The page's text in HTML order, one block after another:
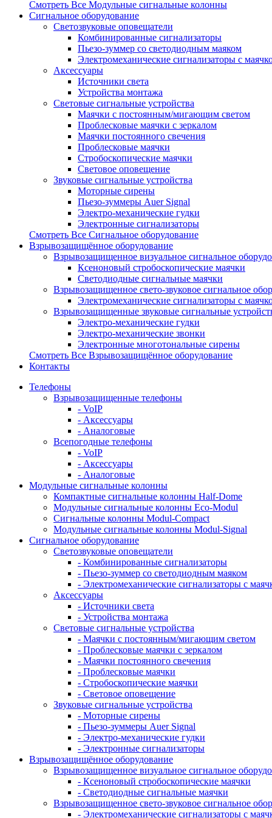
Смотреть Все Модульные сигнальные колонны
Сигнальное оборудование
Светозвуковые оповещатели
Комбинированные сигнализаторы
Пьезо-зуммер со светодиодным маяком
Электромеханические сигнализаторы с
Аксессуары
Источники света
Устройства монтажа
Световые сигнальные устройства
Маячки с постоянным/мигающим светом
Проблесковые маячки с зеркалом
Маячки постоянного свечения
Проблесковые маячки
Стробоскопические маячки
Световое оповещение
Звуковые сигнальные устройства
Моторные сирены
Пьезо-зуммеры Auer Signal
Электро-механические гудки
Электронные сигнализаторы
Смотреть Все Сигнальное оборудование
Взрывозащищённое оборудование
Взрывозащищенное визуальное сигнальное
Ксеноновый стробоскопические маячки
Светодиодные сигнальные маячки
Взрывозащищенное свето-звуковое сигнальное
Электромеханические сигнализаторы с
Взрывозащищенные звуковые сигнальные
Электро-механические гудки
Электро-механические звонки
Электронные многотональные сирены
Смотреть Все Взрывозащищённое оборудование
Контакты
Телефоны
Взрывозащищенные телефоны
- VoIP
- Аксессуары
- Аналоговые
Всепогодные телефоны
- VoIP
- Аксессуары
- Аналоговые
Модульные сигнальные колонны
Компактные сигнальные колонны Half-Dome
Модульные сигнальные колонны Eco-Modul
Сигнальные колонны Modul-Compact
Модульные сигнальные колонны Modul-Signal
Сигнальное оборудование
Светозвуковые оповещатели
- Комбинированные сигнализаторы
- Пьезо-зуммер со светодиодным маяком
- Электромеханические сигнализаторы с
Аксессуары
- Источники света
- Устройства монтажа
Световые сигнальные устройства
- Маячки с постоянным/мигающим светом
- Проблесковые маячки с зеркалом
- Маячки постоянного свечения
- Проблесковые маячки
- Стробоскопические маячки
- Световое оповещение
Звуковые сигнальные устройства
- Моторные сирены
- Пьезо-зуммеры Auer Signal
- Электро-механические гудки
- Электронные сигнализаторы
Взрывозащищённое оборудование
Взрывозащищенное визуальное сигнальное
- Ксеноновый стробоскопические маячки
- Светодиодные сигнальные маячки
Взрывозащищенное свето-звуковое сигнальное
- Электромеханические сигнализаторы с